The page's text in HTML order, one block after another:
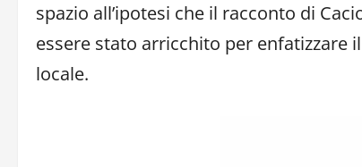
spazio all’ipotesi che il racconto di
essere stato arricchito per enfatizzare
locale.